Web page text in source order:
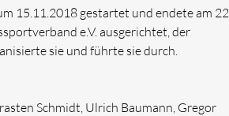
15.11.2018 gestartet und endete am 22.
e.V. ausgerichtet, der
sie und führte sie durch.
Schmidt, Ulrich Baumann, Gregor